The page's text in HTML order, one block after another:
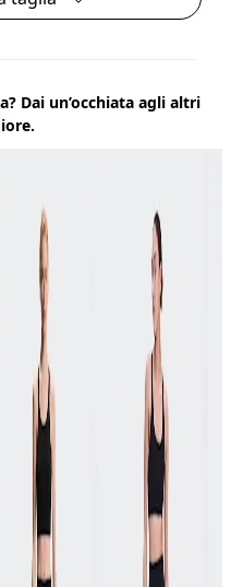
Dai un’occhiata agli altri